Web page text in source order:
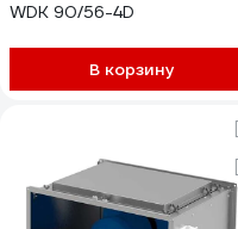
WDK 90/56-4D
В корзину